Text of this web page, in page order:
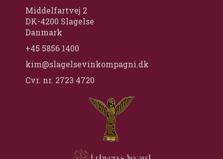
Middelfartvej 2
DK-4200 Slagelse
Danmark
+45 5856 1400
kim@slagelsevinkompagni.dk
Cvr. nr. 2723 4720